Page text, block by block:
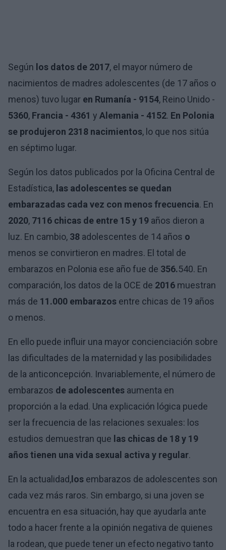
Según los datos de 2017, el mayor número de
nacimientos de madres adolescentes (de 17 años o
menos) tuvo lugar en Rumanía - 9154, Reino Unido -
5360, Francia - 4361 y Alemania - 4152. En Polonia
se produjeron 2318 nacimientos, lo que nos sitúa
en séptimo lugar.
Según los datos publicados por la Oficina Central de
Estadística, las adolescentes se quedan
embarazadas cada vez con menos frecuencia. En
2020, 7116 chicas de entre 15 y 19 años dieron a
luz. En cambio, 38 adolescentes de 14 años o
menos se convirtieron en madres. El total de
embarazos en Polonia ese año fue de 356.540. En
comparación, los datos de la OCE de 2016 muestran
más de 11.000 embarazos entre chicas de 19 años
o menos.
En ello puede influir una mayor concienciación sobre
las dificultades de la maternidad y las posibilidades
de la anticoncepción. Invariablemente, el número de
embarazos de adolescentes aumenta en
proporción a la edad. Una explicación lógica puede
ser la frecuencia de las relaciones sexuales: los
estudios demuestran que las chicas de 18 y 19
años tienen una vida sexual activa y regular.
En la actualidad,los embarazos de adolescentes son
cada vez más raros. Sin embargo, si una joven se
encuentra en esa situación, hay que ayudarla ante
todo a hacer frente a la opinión negativa de quienes
la rodean, que puede tener un efecto negativo tanto